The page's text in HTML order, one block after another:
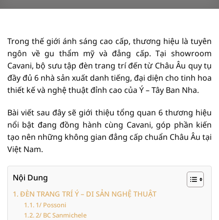
Trong thế giới ánh sáng cao cấp, thương hiệu là tuyên
ngôn về gu thẩm mỹ và đẳng cấp. Tại showroom
Cavani, bộ sưu tập đèn trang trí đến từ Châu Âu quy tụ
đầy đủ 6 nhà sản xuất danh tiếng, đại diện cho tinh hoa
thiết kế và nghệ thuật đỉnh cao của Ý – Tây Ban Nha.
Bài viết sau đây sẽ giới thiệu tổng quan 6 thương hiệu
nổi bật đang đồng hành cùng Cavani, góp phần kiến
tạo nên những không gian đẳng cấp chuẩn Châu Âu tại
Việt Nam.
Nội Dung
ĐÈN TRANG TRÍ Ý – DI SẢN NGHỆ THUẬT
1/ Possoni
2/ BC Sanmichele